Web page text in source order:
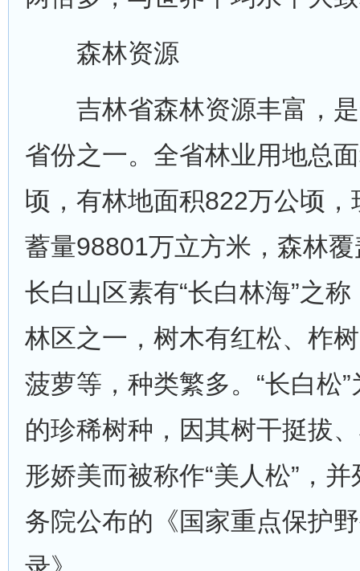
森林资源
吉林省森林资源丰富，是
省份之一。全省林业用地总
顷，有林地面积822万公顷
蓄量98801万立方米，森林
长白山区素有“长白林海”之
林区之一，树木有红松、柞
菠萝等，种类繁多。“长白松
的珍稀树种，因其树干挺拔
形娇美而被称作“美人松”，
务院公布的《国家重点保护